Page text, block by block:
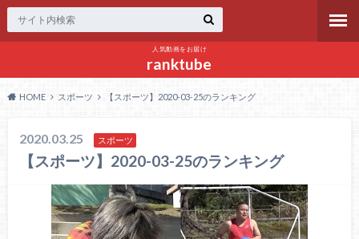
人気動画をお届け
ranktube
HOME スポーツ 【スポーツ】2020-03-25のランキング
2020.03.25 スポーツ
【スポーツ】2020-03-25のランキング